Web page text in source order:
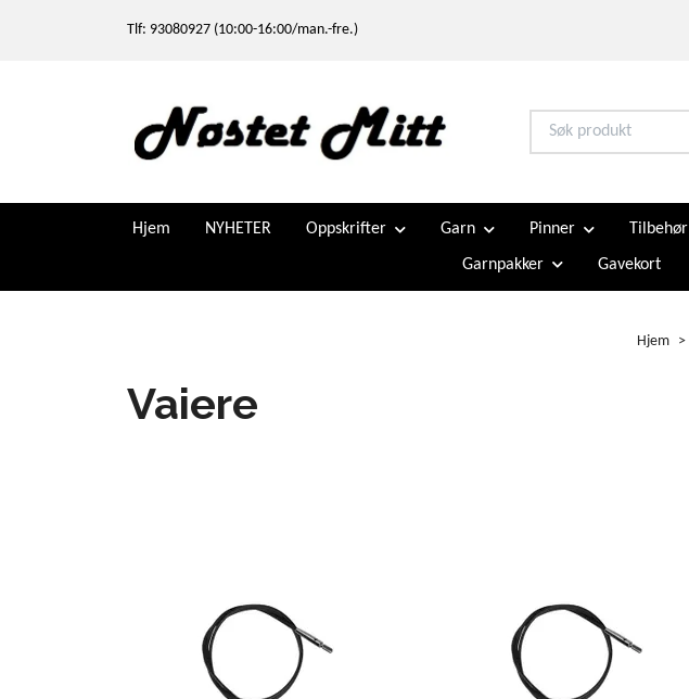
Tlf: 93080927 (10:00-16:00/man.-fre.)
Hjem NYHETER Oppskrifter Garn Pinner Tilbehør
Garnpakker Gavekort
Hjem
Vaiere